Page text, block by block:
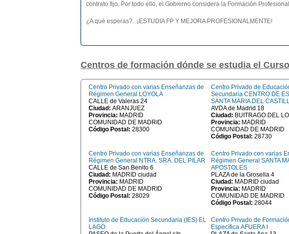
contrato fijo. Por todo ello, el Gobierno considera la Formación
¿A qué esperas?...¡ESTUDIA FP Y MEJORA PROFESIONALMENTE!
Centros de formación dónde se estudia el
Centro Privado con varias Enseñanzas de
Régimen General LOYOLA
CALLE de Valeras 24
Ciudad: ARANJUEZ
Provincia: MADRID
COMUNIDAD DE MADRID
Código Postal: 28300
Centro Privado de
Secundaria CENTRO DE
SANTA MARIA DEL
AVDA de Madrid 18
Ciudad: BUITRAGO DEL
Provincia: MADRID
COMUNIDAD DE MADRID
Código Postal: 28730
Centro Privado con varias Enseñanzas de
Régimen General NTRA. SRA. DEL PILAR
CALLE de San Benito 6
Ciudad: MADRID ciudad
Provincia: MADRID
COMUNIDAD DE MADRID
Código Postal: 28029
Centro Privado con varias
Régimen General SANTA
APOSTOLES
PLAZA de la Grosella 4
Ciudad: MADRID ciudad
Provincia: MADRID
COMUNIDAD DE MADRID
Código Postal: 28044
Instituto de Educación Secundaria (IES) EL
LAGO
Centro Privado de
Específica AFUERA I